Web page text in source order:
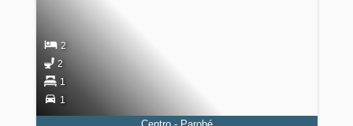
2
2
1
1